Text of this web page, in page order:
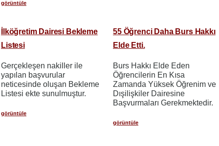
görüntüle
İlköğretim Dairesi Bekleme
Listesi
Gerçekleşen nakiller ile
yapılan başvurular
neticesinde oluşan Bekleme
Listesi ekte sunulmuştur.
görüntüle
55 Öğrenci Daha Burs Hakkı
Elde Etti.
Burs Hakkı Elde Eden
Öğrencilerin En Kısa
Zamanda Yüksek Öğrenim ve
Dışilişkiler Dairesine
Başvurmaları Gerekmektedir.
görüntüle